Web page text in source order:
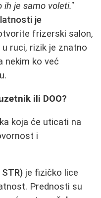
ih je samo voleti."
je
frizerski salon,
ruci, rizik je znatno
nekim ko već
ili DOO?
koja će uticati na
i
je fizičko lice
Prednosti su